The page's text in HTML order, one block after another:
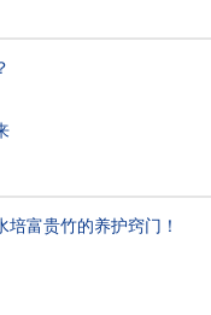
富贵竹的养护窍门！